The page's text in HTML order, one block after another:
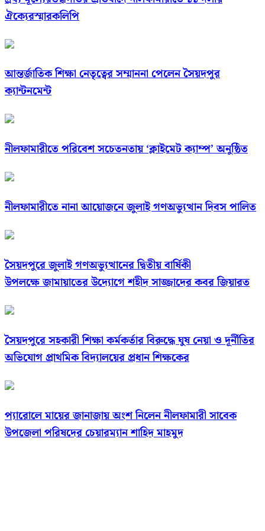
ঐক্যেরস্মারকলিপি
আন্তর্জাতিক শিক্ষা নেতৃত্বের সম্মাননা পেলেন সৈয়দপুর
ক্যান্টনমেন্ট
নীলফামারীতে পরিবেশ সচেতনতায় ‘ক্লাইমেট ক্যাম্প’ অনুষ্ঠিত
নীলফামারীতে নানা আয়োজনে জুলাই গণঅভ্যুত্থান দিবস পালিত
সৈয়দপুরে জুলাই গণঅভ্যুত্থানের দ্বিতীয় বার্ষিকী
উপলক্ষে জামায়াতের উদ্যোগে শহীদ সাজ্জাদের কবর জিয়ারত
সৈয়দপুরে সহকারী শিক্ষা কর্মকর্তার বিরুদ্ধে ঘুষ নেয়া ও দূর্নীতির
অভিযোগ প্রাথমিক বিদ্যালয়ের প্রধান শিক্ষকের
প্যারোলে মায়ের জানাজায় অংশ নিলেন নীলফামারী সাবেক
উপজেলা পরিষদের চেয়ারম্যান শাহিদ মাহমুদ